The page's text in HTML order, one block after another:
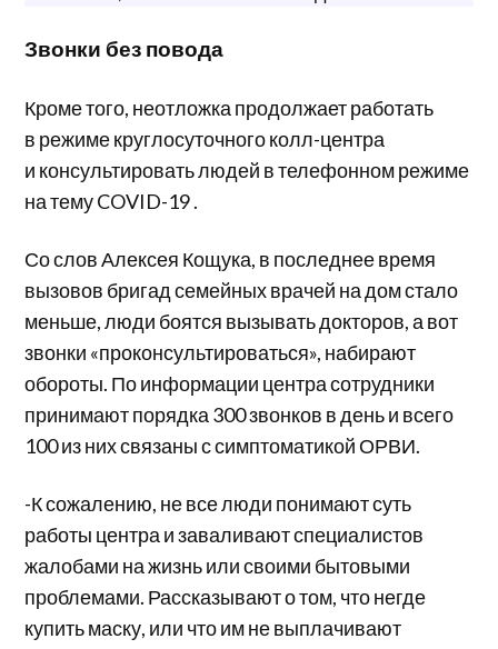
Звонки без повода
Кроме того, неотложка продолжает работать
в режиме круглосуточного колл-центра
и консультировать людей в телефонном режиме
на тему COVID-19 .
Со слов Алексея Кощука, в последнее время
вызовов бригад семейных врачей на дом стало
меньше, люди боятся вызывать докторов, а вот
звонки «проконсультироваться», набирают
обороты. По информации центра сотрудники
принимают порядка 300 звонков в день и всего
100 из них связаны с симптоматикой ОРВИ.
-К сожалению, не все люди понимают суть
работы центра и заваливают специалистов
жалобами на жизнь или своими бытовыми
проблемами. Рассказывают о том, что негде
купить маску, или что им не выплачивают